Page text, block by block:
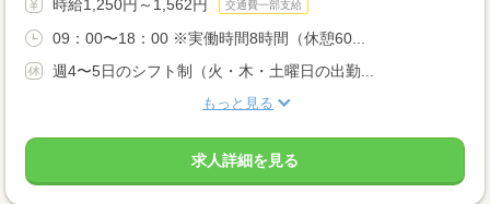
時給1,250円～1,562円 交通費一部支給
09：00〜18：00 ※実働時間8時間（休憩60...
週4〜5日のシフト制（火・木・土曜日の出勤...
もっと見る
求人詳細を見る